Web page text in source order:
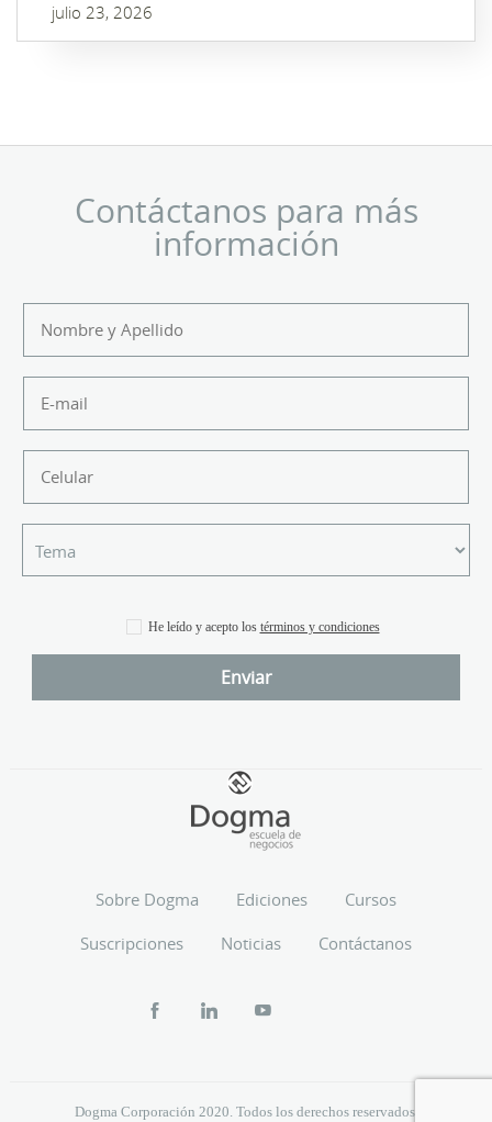
julio 23, 2026
Contáctanos para más
información
He leído y acepto los términos y condiciones
Sobre Dogma Ediciones
Cursos
Suscripciones
Noticias Contáctanos
Dogma Corporación 2020. Todos los derechos reservados.